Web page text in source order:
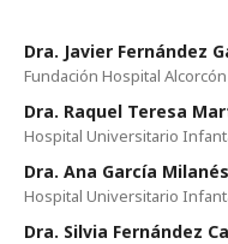
Dra. Javier Fernández
Fundación Hospital Alcorcón
Dra. Raquel Teresa
Hospital Universitario
Dra. Ana García Milanés
Hospital Universitario
Dra. Silvia Fernández